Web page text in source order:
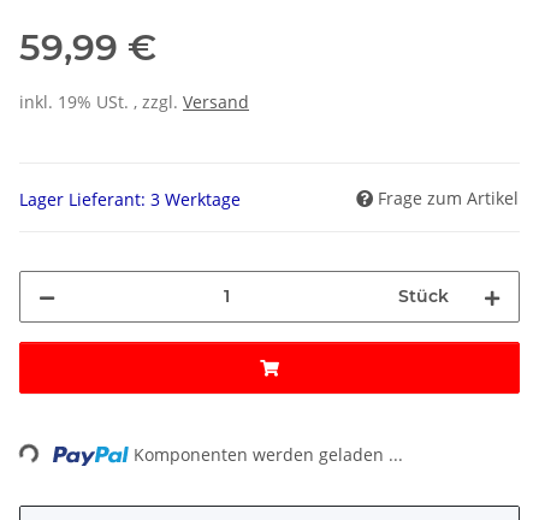
59,99 €
inkl. 19% USt. , zzgl. Versand
Lager Lieferant: 3 Werktage Frage zum Artikel
Stück
Komponenten werden geladen ...